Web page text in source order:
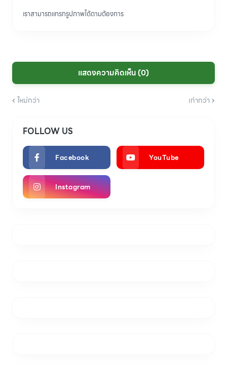
เราสามารถแทรกรูปภาพได้ตามต้องการ
แสดงความคิดเห็น (0)
ใหม่กว่า เก่ากว่า
FOLLOW US
Facebook YouTube
Instagram